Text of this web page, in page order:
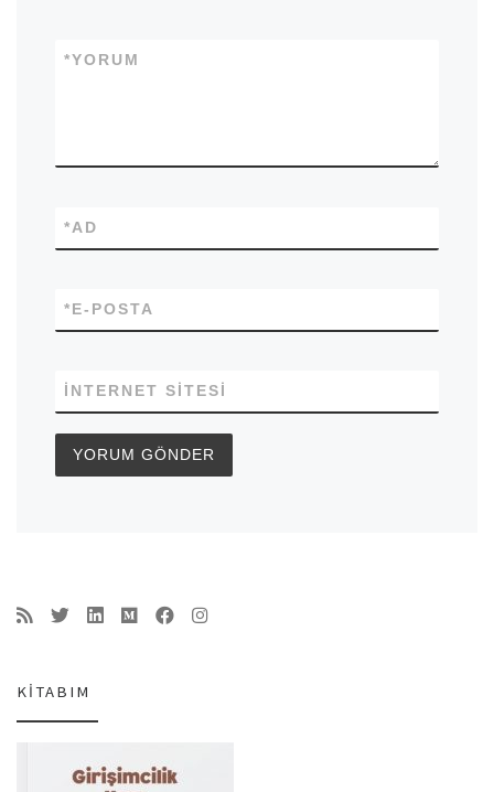
YORUM
*
AD
*
E-POSTA
*
İNTERNET SITESI
KITABIM